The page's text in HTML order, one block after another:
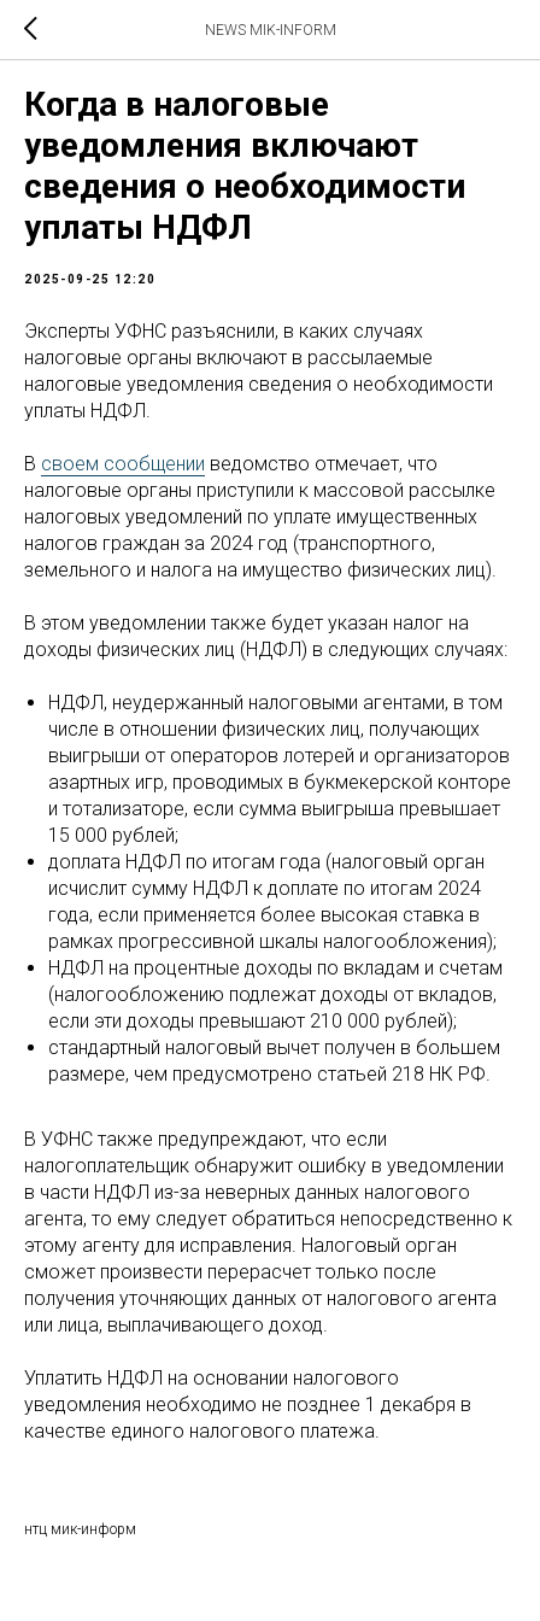
NEWS MIK-INFORM
Когда в налоговые
уведомления включают
сведения о необходимости
уплаты НДФЛ
2025-09-25 12:20
Эксперты УФНС разъяснили, в каких случаях
налоговые органы включают в рассылаемые
налоговые уведомления сведения о необходимости
уплаты НДФЛ.
В своем сообщении ведомство отмечает, что
налоговые органы приступили к массовой рассылке
налоговых уведомлений по уплате имущественных
налогов граждан за 2024 год (транспортного,
земельного и налога на имущество физических лиц).
В этом уведомлении также будет указан налог на
доходы физических лиц (НДФЛ) в следующих случаях:
НДФЛ, неудержанный налоговыми агентами, в том
числе в отношении физических лиц, получающих
выигрыши от операторов лотерей и организаторов
азартных игр, проводимых в букмекерской конторе
и тотализаторе, если сумма выигрыша превышает
15 000 рублей;
доплата НДФЛ по итогам года (налоговый орган
исчислит сумму НДФЛ к доплате по итогам 2024
года, если применяется более высокая ставка в
рамках прогрессивной шкалы налогообложения);
НДФЛ на процентные доходы по вкладам и счетам
(налогообложению подлежат доходы от вкладов,
если эти доходы превышают 210 000 рублей);
стандартный налоговый вычет получен в большем
размере, чем предусмотрено статьей 218 НК РФ.
В УФНС также предупреждают, что если
налогоплательщик обнаружит ошибку в уведомлении
в части НДФЛ из-за неверных данных налогового
агента, то ему следует обратиться непосредственно к
этому агенту для исправления. Налоговый орган
сможет произвести перерасчет только после
получения уточняющих данных от налогового агента
или лица, выплачивающего доход.
Уплатить НДФЛ на основании налогового
уведомления необходимо не позднее 1 декабря в
качестве единого налогового платежа.
нтц мик-информ